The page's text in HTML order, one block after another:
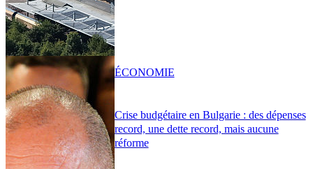
Crise budgétaire en Bulgarie : des dépenses
record, une dette record, mais aucune
réforme
ÉCONOMIE